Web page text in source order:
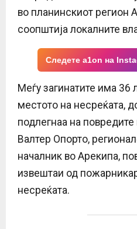
Uво планинскиот регион
соопштија локалните
Следете a1on на
Меѓу загинатите има 36
местото на несреќата,
подлегнаа на повредите
Валтер Опорто,
началник во Арекипа,
извештаи од
несреќата.